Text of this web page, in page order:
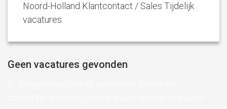
Noord-Holland Klantcontact / Sales Tijdelijk
vacatures.
Geen vacatures gevonden